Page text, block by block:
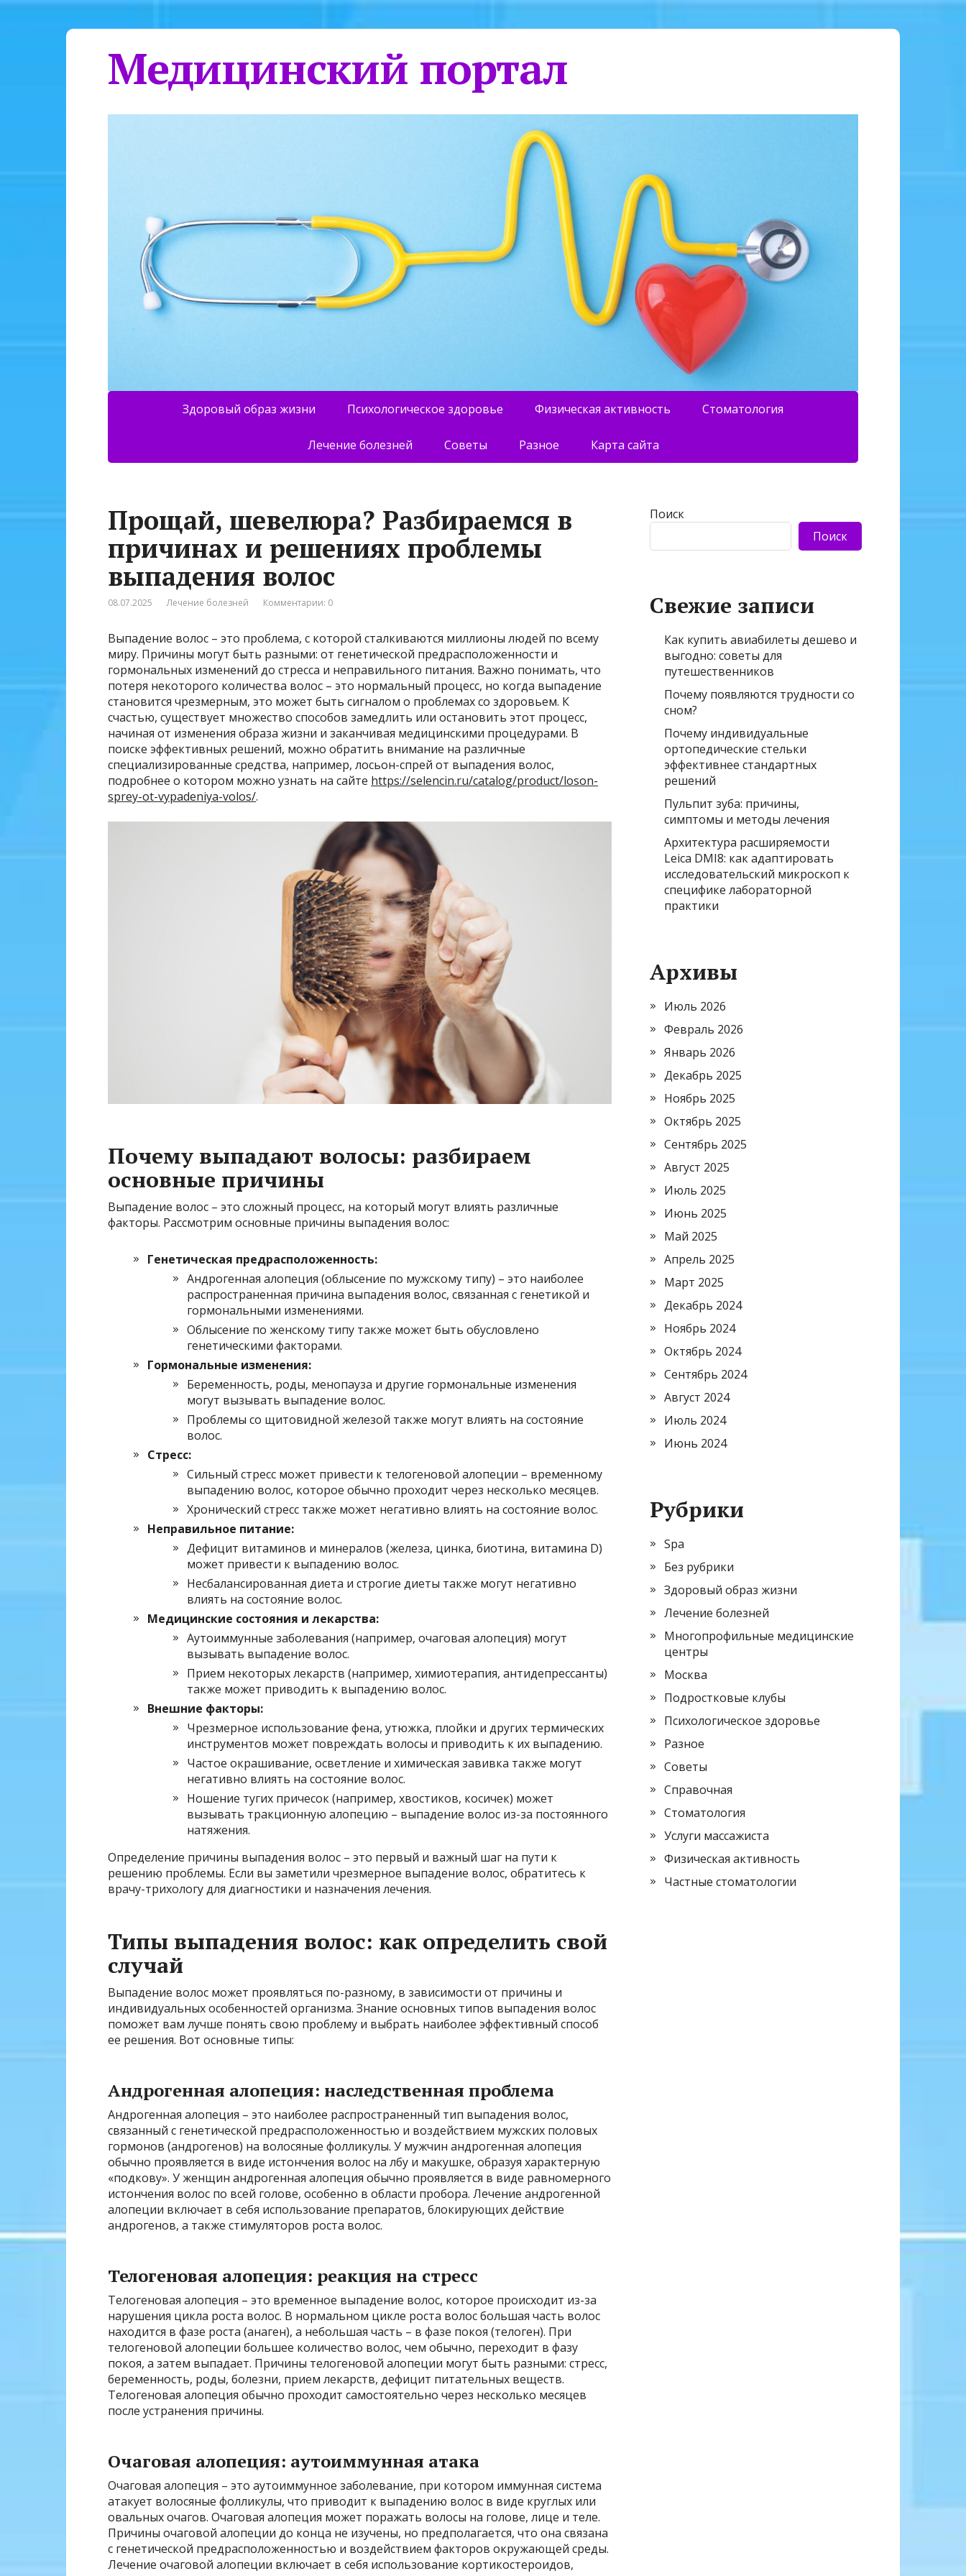
Медицинский портал
Здоровый образ жизни Психологическое здоровье Физическая активность Стоматология
Лечение болезней Советы Разное Карта сайта
Прощай, шевелюра? Разбираемся в
причинах и решениях проблемы
выпадения волос
08.07.2025 Лечение болезней Комментарии: 0
Выпадение волос – это проблема, с которой сталкиваются миллионы людей по всему
миру. Причины могут быть разными: от генетической предрасположенности и
гормональных изменений до стресса и неправильного питания. Важно понимать, что
потеря некоторого количества волос – это нормальный процесс, но когда выпадение
становится чрезмерным, это может быть сигналом о проблемах со здоровьем. К
счастью, существует множество способов замедлить или остановить этот процесс,
начиная от изменения образа жизни и заканчивая медицинскими процедурами. В
поиске эффективных решений, можно обратить внимание на различные
специализированные средства, например, лосьон-спрей от выпадения волос,
подробнее о котором можно узнать на сайте https://selencin.ru/catalog/product/loson-
sprey-ot-vypadeniya-volos/.
Почему выпадают волосы: разбираем
основные причины
Выпадение волос – это сложный процесс, на который могут влиять различные
факторы. Рассмотрим основные причины выпадения волос:
Генетическая предрасположенность:
Андрогенная алопеция (облысение по мужскому типу) – это наиболее
распространенная причина выпадения волос, связанная с генетикой и
гормональными изменениями.
Облысение по женскому типу также может быть обусловлено
генетическими факторами.
Гормональные изменения:
Беременность, роды, менопауза и другие гормональные изменения
могут вызывать выпадение волос.
Проблемы со щитовидной железой также могут влиять на состояние
волос.
Стресс:
Сильный стресс может привести к телогеновой алопеции – временному
выпадению волос, которое обычно проходит через несколько месяцев.
Хронический стресс также может негативно влиять на состояние волос.
Неправильное питание:
Дефицит витаминов и минералов (железа, цинка, биотина, витамина D)
может привести к выпадению волос.
Несбалансированная диета и строгие диеты также могут негативно
влиять на состояние волос.
Медицинские состояния и лекарства:
Аутоиммунные заболевания (например, очаговая алопеция) могут
вызывать выпадение волос.
Прием некоторых лекарств (например, химиотерапия, антидепрессанты)
также может приводить к выпадению волос.
Внешние факторы:
Чрезмерное использование фена, утюжка, плойки и других термических
инструментов может повреждать волосы и приводить к их выпадению.
Частое окрашивание, осветление и химическая завивка также могут
негативно влиять на состояние волос.
Ношение тугих причесок (например, хвостиков, косичек) может
вызывать тракционную алопецию – выпадение волос из-за постоянного
натяжения.
Определение причины выпадения волос – это первый и важный шаг на пути к
решению проблемы. Если вы заметили чрезмерное выпадение волос, обратитесь к
врачу-трихологу для диагностики и назначения лечения.
Типы выпадения волос: как определить свой
случай
Выпадение волос может проявляться по-разному, в зависимости от причины и
индивидуальных особенностей организма. Знание основных типов выпадения волос
поможет вам лучше понять свою проблему и выбрать наиболее эффективный способ
ее решения. Вот основные типы:
Андрогенная алопеция: наследственная проблема
Андрогенная алопеция – это наиболее распространенный тип выпадения волос,
связанный с генетической предрасположенностью и воздействием мужских половых
гормонов (андрогенов) на волосяные фолликулы. У мужчин андрогенная алопеция
обычно проявляется в виде истончения волос на лбу и макушке, образуя характерную
«подкову». У женщин андрогенная алопеция обычно проявляется в виде равномерного
истончения волос по всей голове, особенно в области пробора. Лечение андрогенной
алопеции включает в себя использование препаратов, блокирующих действие
андрогенов, а также стимуляторов роста волос.
Телогеновая алопеция: реакция на стресс
Телогеновая алопеция – это временное выпадение волос, которое происходит из-за
нарушения цикла роста волос. В нормальном цикле роста волос большая часть волос
находится в фазе роста (анаген), а небольшая часть – в фазе покоя (телоген). При
телогеновой алопеции большее количество волос, чем обычно, переходит в фазу
покоя, а затем выпадает. Причины телогеновой алопеции могут быть разными: стресс,
беременность, роды, болезни, прием лекарств, дефицит питательных веществ.
Телогеновая алопеция обычно проходит самостоятельно через несколько месяцев
после устранения причины.
Очаговая алопеция: аутоиммунная атака
Очаговая алопеция – это аутоиммунное заболевание, при котором иммунная система
атакует волосяные фолликулы, что приводит к выпадению волос в виде круглых или
овальных очагов. Очаговая алопеция может поражать волосы на голове, лице и теле.
Причины очаговой алопеции до конца не изучены, но предполагается, что она связана
с генетической предрасположенностью и воздействием факторов окружающей среды.
Лечение очаговой алопеции включает в себя использование кортикостероидов,
Поиск
Поиск
Свежие записи
Как купить авиабилеты дешево и
выгодно: советы для
путешественников
Почему появляются трудности со
сном?
Почему индивидуальные
ортопедические стельки
эффективнее стандартных
решений
Пульпит зуба: причины,
симптомы и методы лечения
Архитектура расширяемости
Leica DMI8: как адаптировать
исследовательский микроскоп к
специфике лабораторной
практики
Архивы
Июль 2026
Февраль 2026
Январь 2026
Декабрь 2025
Ноябрь 2025
Октябрь 2025
Сентябрь 2025
Август 2025
Июль 2025
Июнь 2025
Май 2025
Апрель 2025
Март 2025
Декабрь 2024
Ноябрь 2024
Октябрь 2024
Сентябрь 2024
Август 2024
Июль 2024
Июнь 2024
Рубрики
Spa
Без рубрики
Здоровый образ жизни
Лечение болезней
Многопрофильные медицинские
центры
Москва
Подростковые клубы
Психологическое здоровье
Разное
Советы
Справочная
Стоматология
Услуги массажиста
Физическая активность
Частные стоматологии